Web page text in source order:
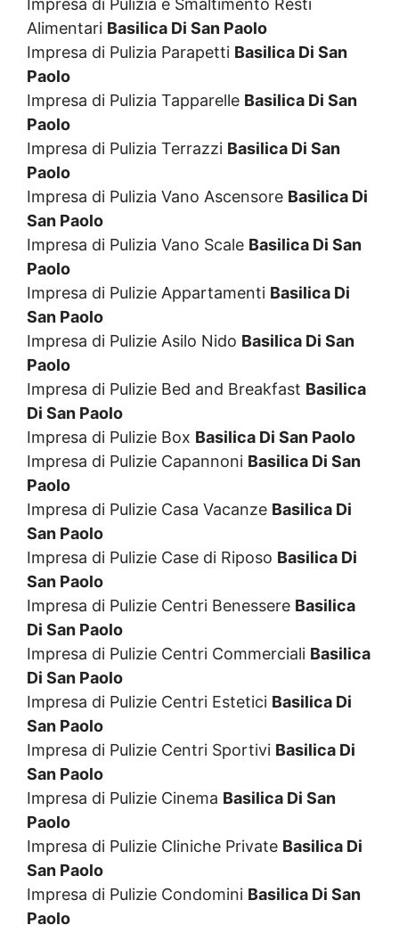
Impresa di Pulizia e Smaltimento Resti
Alimentari Basilica Di San Paolo
Impresa di Pulizia Parapetti Basilica Di San
Paolo
Impresa di Pulizia Tapparelle Basilica Di San
Paolo
Impresa di Pulizia Terrazzi Basilica Di San
Paolo
Impresa di Pulizia Vano Ascensore Basilica Di
San Paolo
Impresa di Pulizia Vano Scale Basilica Di San
Paolo
Impresa di Pulizie Appartamenti Basilica Di
San Paolo
Impresa di Pulizie Asilo Nido Basilica Di San
Paolo
Impresa di Pulizie Bed and Breakfast Basilica
Di San Paolo
Impresa di Pulizie Box Basilica Di San Paolo
Impresa di Pulizie Capannoni Basilica Di San
Paolo
Impresa di Pulizie Casa Vacanze Basilica Di
San Paolo
Impresa di Pulizie Case di Riposo Basilica Di
San Paolo
Impresa di Pulizie Centri Benessere Basilica
Di San Paolo
Impresa di Pulizie Centri Commerciali Basilica
Di San Paolo
Impresa di Pulizie Centri Estetici Basilica Di
San Paolo
Impresa di Pulizie Centri Sportivi Basilica Di
San Paolo
Impresa di Pulizie Cinema Basilica Di San
Paolo
Impresa di Pulizie Cliniche Private Basilica Di
San Paolo
Impresa di Pulizie Condomini Basilica Di San
Paolo